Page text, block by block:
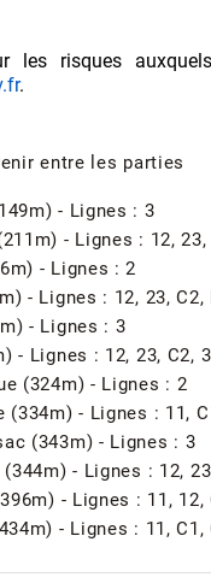
les risques
.
entre les parties
- Lignes : 3
- Lignes : 12, 23,
- Lignes : 2
- Lignes : 12, 23, C2,
- Lignes : 3
- Lignes : 12, 23, C2,
(324m) - Lignes : 2
- Lignes : 11,
(343m) - Lignes : 3
- Lignes : 12,
- Lignes : 11, 12,
- Lignes : 11, C1,